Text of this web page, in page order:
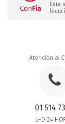
Atención al
01 514
L–D 24